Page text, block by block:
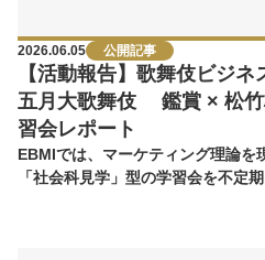
2026.06.05 公開記事
【活動報告】歌舞伎ビジ
五月大歌舞伎 鑑賞 × 松竹
習会レポート
EBMIでは、マーケティング理論を
「社会科見学」型の学習会を不定